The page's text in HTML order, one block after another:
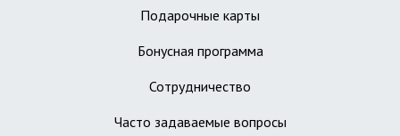
Подарочные карты
Бонусная программа
Сотрудничество
Часто задаваемые вопросы